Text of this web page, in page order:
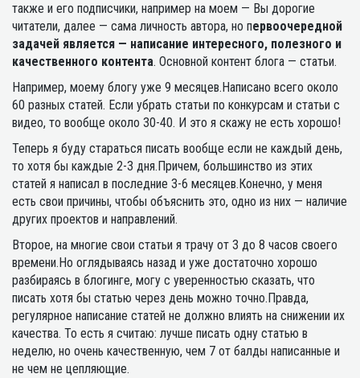
также и его подписчики, например на моем — Вы дорогие
читатели, далее — сама личность автора, но первоочередной
задачей является — написание интересного, полезного и
качественного контента. Основной контент блога — статьи.
Например, моему блогу уже 9 месяцев.Написано всего около
60 разных статей. Если убрать статьи по конкурсам и статьи с
видео, то вообще около 30-40. И это я скажу не есть хорошо!
Теперь я буду стараться писать вообще если не каждый день,
то хотя бы каждые 2-3 дня.Причем, большинство из этих
статей я написал в последние 3-6 месяцев.Конечно, у меня
есть свои причины, чтобы объяснить это, одно из них — наличие
других проектов и направлений.
Второе, на многие свои статьи я трачу от 3 до 8 часов своего
времени.Но оглядываясь назад и уже достаточно хорошо
разбираясь в блогинге, могу с уверенностью сказать, что
писать хотя бы статью через день можно точно.Правда,
регулярное написание статей не должно влиять на снижении их
качества. То есть я считаю: лучше писать одну статью в
неделю, но очень качественную, чем 7 от балды написанные и
не чем не цепляющие.